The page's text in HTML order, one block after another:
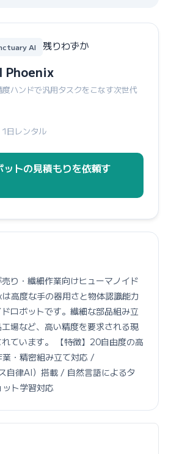
AI 残りわずか
Phoenix
ハンドで汎用タスクをこなす次世代
日レンタル
ットの見積もりを依頼す
り・繊細作業向けヒューマノイド
高度な手の器用さと物体認識能力
ロボットです。繊細な部品組み立
場など、高い精度を要求される現
ています。 【特徴】20自由度の高
・精密組み立て対応 /
自律AI）搭載 / 自然言語によるタ
ト学習対応